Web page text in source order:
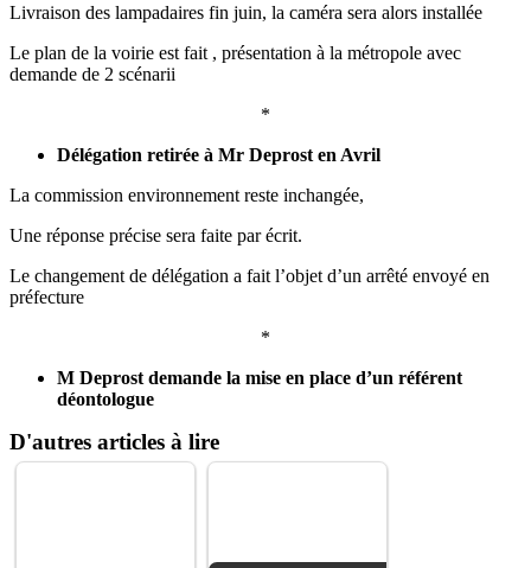
Livraison des lampadaires fin juin, la caméra sera alors installée
Le plan de la voirie est fait , présentation à la métropole avec
demande de 2 scénarii
*
Délégation retirée à Mr Deprost en Avril
La commission environnement reste inchangée,
Une réponse précise sera faite par écrit.
Le changement de délégation a fait l’objet d’un arrêté envoyé en
préfecture
*
M Deprost demande la mise en place d’un référent
déontologue
D'autres articles à lire